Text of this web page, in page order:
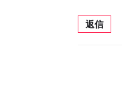
返信